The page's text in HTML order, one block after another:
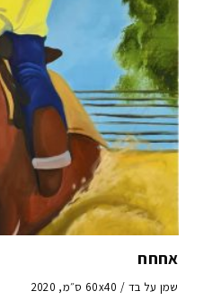
אחחח
שמן על בד / 60x40 ס״מ, 2020